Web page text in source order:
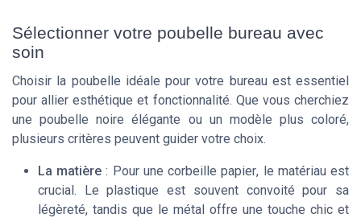
Sélectionner votre poubelle bureau avec
soin
Choisir la poubelle idéale pour votre bureau est essentiel
pour allier esthétique et fonctionnalité. Que vous cherchiez
unepoubelle noire élégante ou un modèle plus coloré,
plusieurs critères peuvent guider votre choix.
La matière : Pour unecorbeille papier, le matériau est
crucial. Le plastique est souvent convoité pour sa
légèreté, tandis que le métal offre une touche chic et